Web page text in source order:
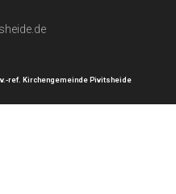
ref. Kirchengemeinde Pivitsheide